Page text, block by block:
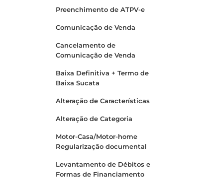
Preenchimento de ATPV-e
Comunicação de Venda
Cancelamento de
Comunicação de Venda
Baixa Definitiva + Termo de
Baixa Sucata
Alteração de Características
Alteração de Categoria
Motor-Casa/Motor-home
Regularização documental
Levantamento de Débitos e
Formas de Financiamento